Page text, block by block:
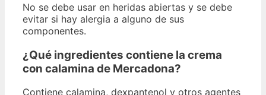
No se debe usar en heridas abiertas y se debe
evitar si hay alergia a alguno de sus
componentes.
¿Qué ingredientes contiene la crema
con calamina de Mercadona?
Contiene calamina, dexpantenol y otros agentes